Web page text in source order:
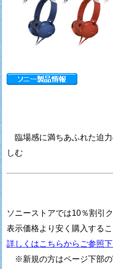
臨場感に満ちあふれた迫
しむ
ソニーストアでは10％割引
表示価格より安く購入するこ
詳しくはこちらからご参照下
※新規の方はページ下部の